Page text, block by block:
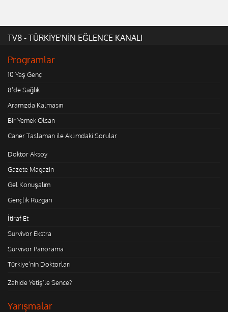
TV8 - TÜRKİYE'NİN EĞLENCE KANALI
Programlar
10 Yaş Genç
8'de Sağlık
Aramızda Kalmasın
Bir Yemek Olsan
Caner Taslaman ile Aklımdaki Sorular
Doktor Aksoy
Gazete Magazin
Gel Konuşalım
Gençlik Rüzgarı
İtiraf Et
Survivor Ekstra
Survivor Panorama
Türkiye'nin Doktorları
Zahide Yetiş'le Sence?
Yarışmalar